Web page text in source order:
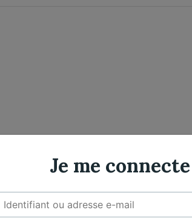
Je me connecte